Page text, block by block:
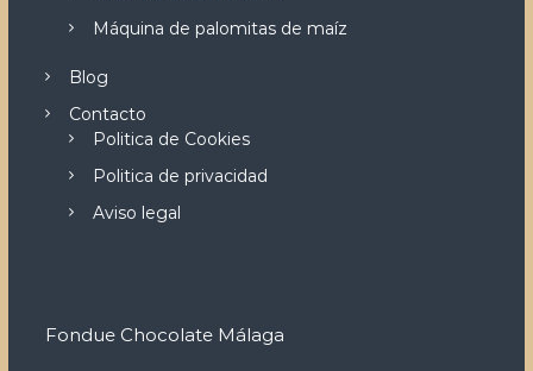
Máquina de palomitas de maíz
Blog
Contacto
Politica de Cookies
Politica de privacidad
Aviso legal
Fondue Chocolate Málaga